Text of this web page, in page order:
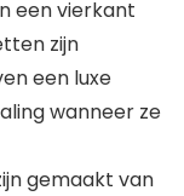
een vierkant
zijn
een luxe
wanneer ze
gemaakt van